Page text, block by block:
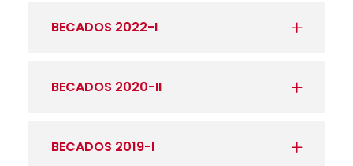
BECADOS 2022-I
BECADOS 2020-II
BECADOS 2019-I